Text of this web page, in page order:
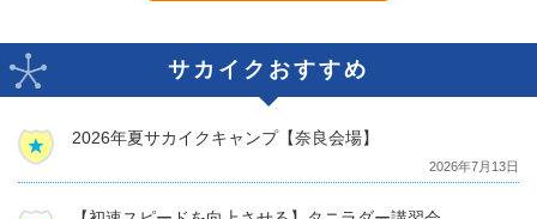
サカイクおすすめ
2026年夏サカイクキャンプ【奈良会場】
2026年7月13日